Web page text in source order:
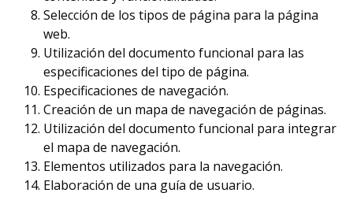
Selección de los tipos de página para la página
web.
Utilización del documento funcional para las
especificaciones del tipo de página.
Especificaciones de navegación.
Creación de un mapa de navegación de páginas.
Utilización del documento funcional para integrar
el mapa de navegación.
Elementos utilizados para la navegación.
Elaboración de una guía de usuario.